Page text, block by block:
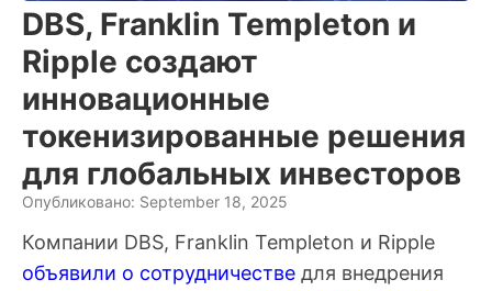
DBS, Franklin Templeton и
Ripple создают
инновационные
токенизированные решения
для глобальных инвесторов
Опубликовано: September 18, 2025
Компании DBS, Franklin Templeton и Ripple
объявили о сотрудничестве для внедрения